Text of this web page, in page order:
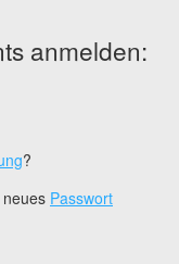
anmelden:
?
Passwort